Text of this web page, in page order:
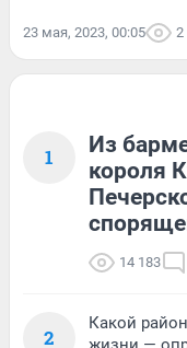
23 мая, 2023, 00:05 2
1
Из
короля
14 183
2
Какой